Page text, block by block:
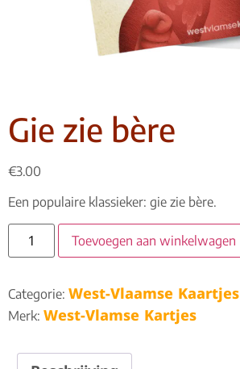
Gie zie bère
€3.00
Een populaire klassieker: gie zie bère.
Toevoegen aan winkelwagen
Categorie: West-Vlaamse Kaartjes
Merk: West-Vlamse Kartjes